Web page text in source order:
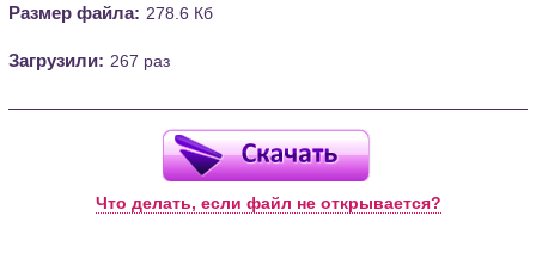
Размер файла: 278.6 Кб
Загрузили: 267 раз
Что делать, если файл не открывается?